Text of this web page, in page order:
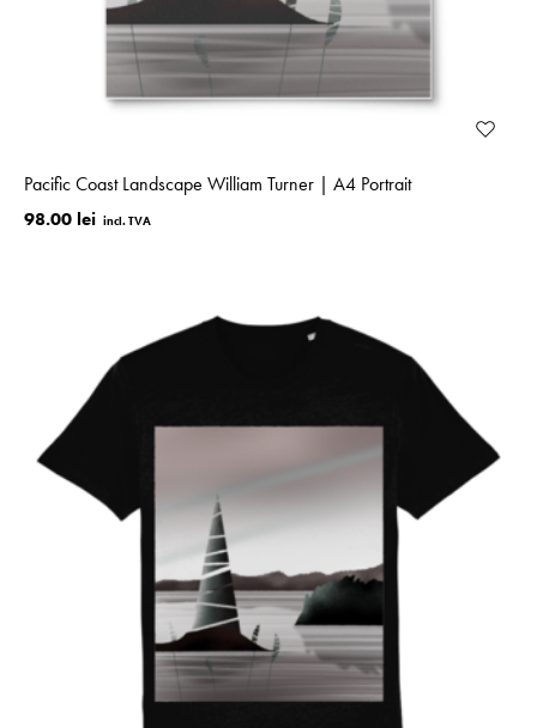
Pacific Coast Landscape William Turner | A4 Portrait
98.00 lei